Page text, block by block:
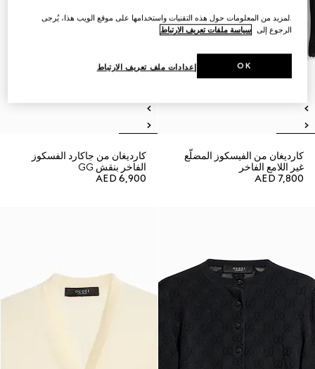
كارديغان من الفيسكوز المضلّع
غير اللامع الفاخر
AED 7,800
كارديغان من جاكارد الفسكوز
الفاخر بنقش GG
AED 6,900
.لمزيد من المعلومات حول هذه التقنيات واستخدامها على موقع الويب هذا، يُرجى
الرجوع إلى سياسة ملفات تعريف الارتباط
إعدادات ملف تعريف الارتباط OK